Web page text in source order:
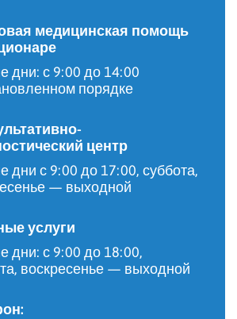
медицинская помощь
дни: с 9:00 до 14:00
порядке
центр
дни с 9:00 до 17:00, суббота,
— выходной
услуги
дни: с 9:00 до 18:00,
воскресенье — выходной